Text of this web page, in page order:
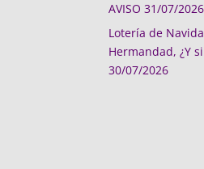
AVISO 31/07/2026
Lotería de
Hermandad, ¿Y
30/07/2026